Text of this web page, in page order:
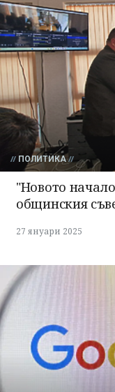
ПОЛИТИКА
"Новото
общинския
27 януари 2025